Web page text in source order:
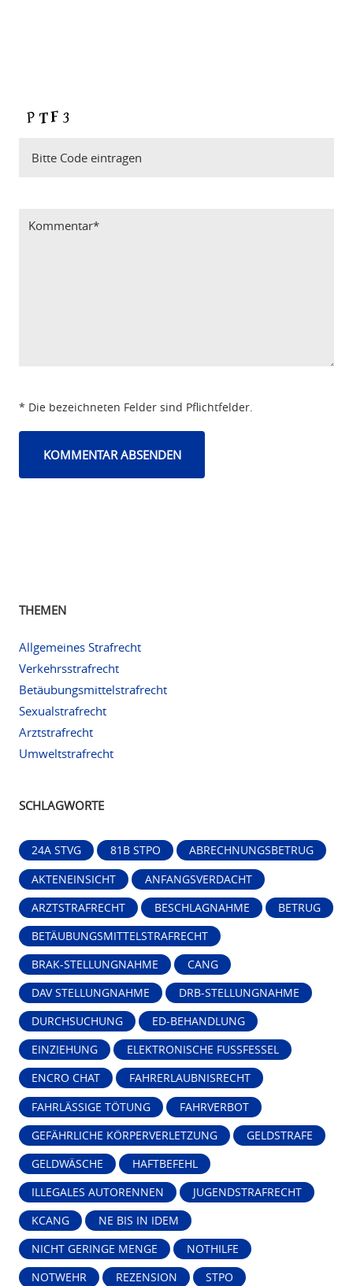
* Die bezeichneten Felder sind Pflichtfelder.
THEMEN
Allgemeines Strafrecht
Verkehrsstrafrecht
Betäubungsmittelstrafrecht
Sexualstrafrecht
Arztstrafrecht
Umweltstrafrecht
SCHLAGWORTE
24A STVG 81B STPO ABRECHNUNGSBETRUG
AKTENEINSICHT ANFANGSVERDACHT
ARZTSTRAFRECHT BESCHLAGNAHME BETRUG
BETÄUBUNGSMITTELSTRAFRECHT
BRAK-STELLUNGNAHME CANG
DAV STELLUNGNAHME DRB-STELLUNGNAHME
DURCHSUCHUNG ED-BEHANDLUNG
EINZIEHUNG ELEKTRONISCHE FUSSFESSEL
ENCRO CHAT FAHRERLAUBNISRECHT
FAHRLÄSSIGE TÖTUNG FAHRVERBOT
GEFÄHRLICHE KÖRPERVERLETZUNG GELDSTRAFE
GELDWÄSCHE HAFTBEFEHL
ILLEGALES AUTORENNEN JUGENDSTRAFRECHT
KCANG NE BIS IN IDEM
NICHT GERINGE MENGE NOTHILFE
NOTWEHR REZENSION STPO